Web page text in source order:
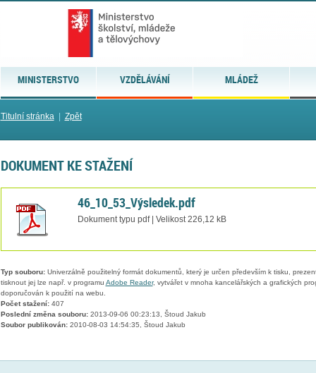
MINISTERSTVO VZDĚLÁVÁNÍ MLÁDEŽ
Titulní stránka| Zpět
DOKUMENT KE STAŽENÍ
46_10_53_Výsledek.pdf
Dokument typu pdf | Velikost 226,12 kB
Typ souboru:Univerzálně použitelný formát dokumentů, který je určen především k tisku,
tisknout jej lze např. v programu Adobe Reader, vytvářet v mnoha kancelářských a grafických
doporučován k použití na webu.
Počet stažení:407
Poslední změna souboru:2013-09-06 00:23:13, Štoud Jakub
Soubor publikován:2010-08-03 14:54:35, Štoud Jakub